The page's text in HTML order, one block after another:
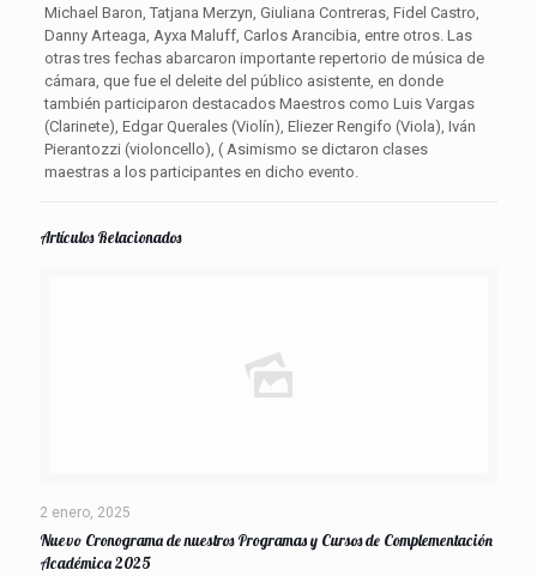
Michael Baron, Tatjana Merzyn, Giuliana Contreras, Fidel Castro,
Danny Arteaga, Ayxa Maluff, Carlos Arancibia, entre otros. Las
otras tres fechas abarcaron importante repertorio de música de
cámara, que fue el deleite del público asistente, en donde
también participaron destacados Maestros como Luis Vargas
(Clarinete), Edgar Querales (Violín), Eliezer Rengifo (Viola), Iván
Pierantozzi (violoncello), ( Asimismo se dictaron clases
maestras a los participantes en dicho evento.
Artículos Relacionados
2 enero, 2025
Nuevo Cronograma de nuestros Programas y Cursos de Complementación
Académica 2025